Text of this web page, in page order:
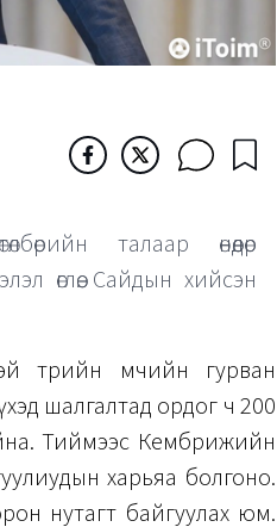
талаар өнөөдөр
өглөө. Сайдын хийсэн
төрийн өмчийн гурван
шалгалтад ордог ч 200
Тиймээс Кембрижийн
харьяа болгоно.
нутагт байгуулах юм.